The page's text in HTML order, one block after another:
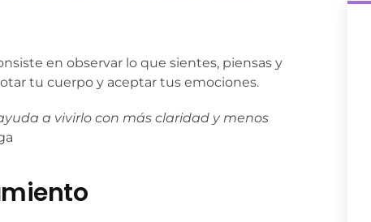
en observar lo que sientes, piensas y
tu cuerpo y aceptar tus emociones.
a vivirlo con más claridad y menos